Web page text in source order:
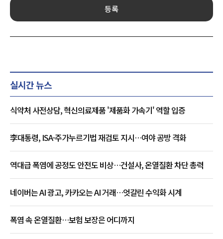
등록
실시간 뉴스
식약처 사전상담, 혁신의료제품 '제품화 가속기' 역할 입증
李대통령, ISA·주가누르기법 재검토 지시…여야 공방 격화
역대급 폭염에 공정도 안전도 비상…건설사, 온열질환 차단 총력
네이버는 AI 광고, 카카오는 AI 거래…엇갈린 수익화 시계
폭염 속 온열질환…보험 보장은 어디까지